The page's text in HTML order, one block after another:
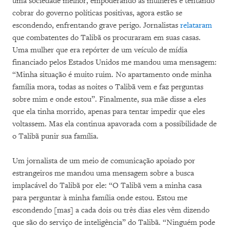
cobrar do governo políticas positivas, agora estão se
escondendo, enfrentando grave perigo. Jornalistas relataram
que combatentes do Talibã os procuraram em suas casas.
Uma mulher que era repórter de um veículo de mídia
financiado pelos Estados Unidos me mandou uma mensagem:
“Minha situação é muito ruim. No apartamento onde minha
família mora, todas as noites o Talibã vem e faz perguntas
sobre mim e onde estou”. Finalmente, sua mãe disse a eles
que ela tinha morrido, apenas para tentar impedir que eles
voltassem. Mas ela continua apavorada com a possibilidade de
o Talibã punir sua família.
Um jornalista de um meio de comunicação apoiado por
estrangeiros me mandou uma mensagem sobre a busca
implacável do Talibã por ele: “O Talibã vem a minha casa
para perguntar à minha família onde estou. Estou me
escondendo [mas] a cada dois ou três dias eles vêm dizendo
que são do serviço de inteligência” do Talibã. “Ninguém pode